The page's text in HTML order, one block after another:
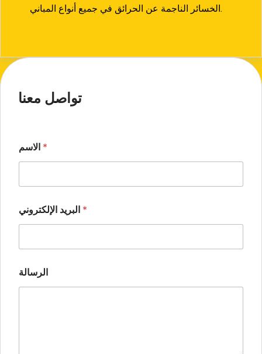
الخسائر الناجمة عن الحرائق في جميع أنواع المباني.
تواصل معنا
*
*
الرسالة